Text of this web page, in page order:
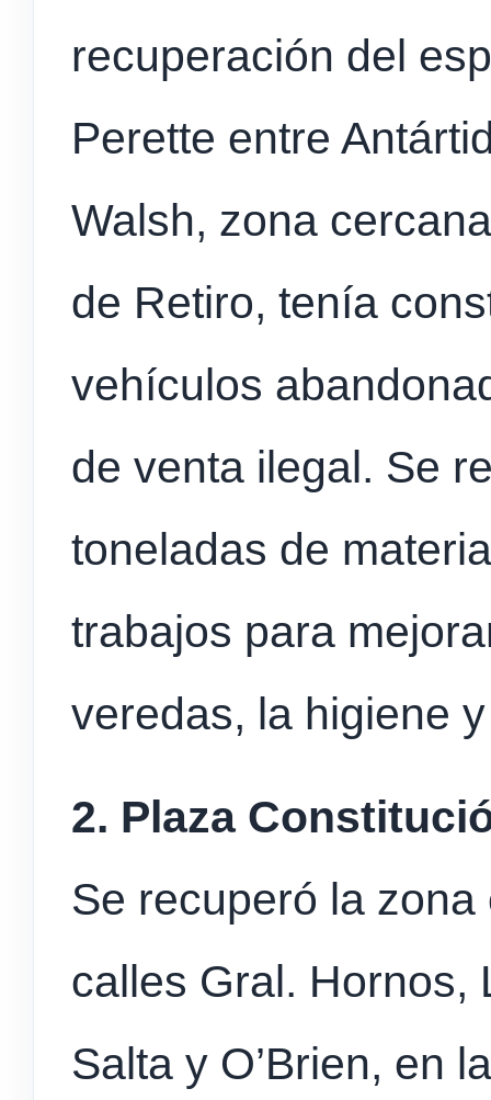
recuperación del
Perette entre
Walsh, zona
de Retiro, tenía
vehículos
de venta ilegal. Se
toneladas de
trabajos para
veredas, la higiene
2. Plaza
Se recuperó la
calles Gral. Hornos,
Salta y O’Brien, en